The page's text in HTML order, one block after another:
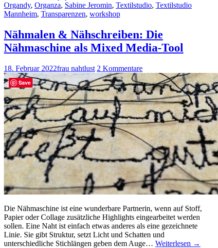
Organdy, Organza, Sabine Jeromin, Textilstudio, Textilstudio
Mannheim, Transparenzen, workshop
Nähmalen & Nähschreiben: Die
Nähmaschine als Mixed Media-Tool
18. Februar 2022frau nahtlust 2 Kommentare
Die Nähmaschine ist eine wunderbare Partnerin, wenn auf Stoff,
Papier oder Collage zusätzliche Highlights eingearbeitet werden
sollen. Eine Naht ist einfach etwas anderes als eine gezeichnete
Linie. Sie gibt Struktur, setzt Licht und Schatten und
unterschiedliche Stichlängen geben dem Auge… Weiterlesen →
Save